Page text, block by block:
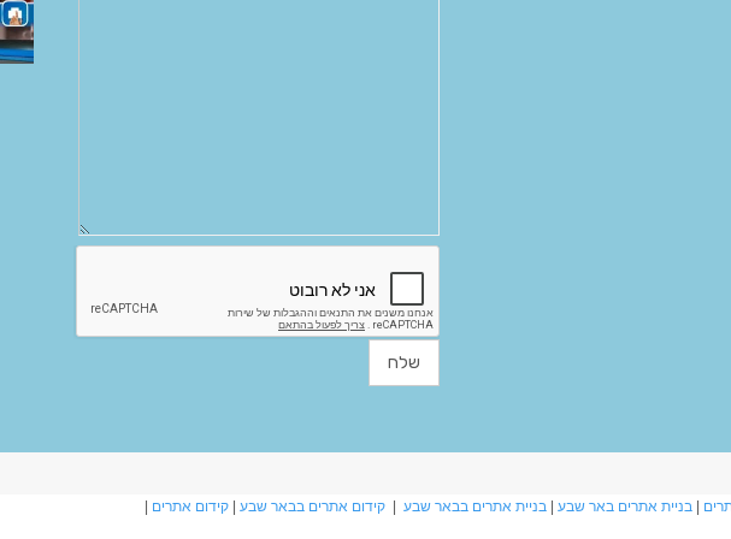
בניית אתרים באר שבע בניית אתרים בבאר שבע קידום אתרים בבאר שבע קידום אתרים